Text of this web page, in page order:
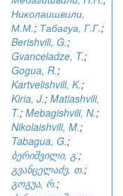
Николаишвили,
М.М.; Табагуа, Г.Г.;
Berishvili, G.;
Gvanceladze, T.;
Gogua, R.;
Kartvelishvili, K.;
Kiria, J.; Matiashvili,
T.; Mebagishvili, N.;
Nikolaishvili, M.;
Tabagua, G.;
ბერიშვილი, გ.;
გვანცელაძე, თ.;
გოგუა, რ.;